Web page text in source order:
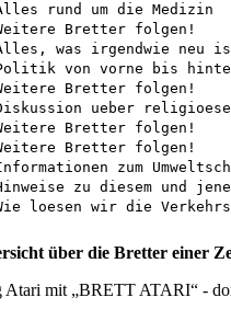
rund um die Medizin
Weitere Bretter folgen!
was irgendwie neu
von vorne bis
Bretter folgen!
ueber religioese
Weitere Bretter folgen!
Bretter folgen!
zum
Hinweise zu diesem und
über die Bretter einer
Atari mit „BRETT ATARI“ -